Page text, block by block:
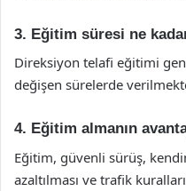
3. Eğitim süresi ne
Direksiyon telafi eğitimi
değişen sürelerde
4. Eğitim almanın
Eğitim, güvenli sürüş,
azaltılması ve trafik